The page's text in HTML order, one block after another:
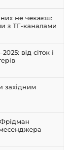
них не чекаєш:
з ТГ-каналами
від сіток і
західним